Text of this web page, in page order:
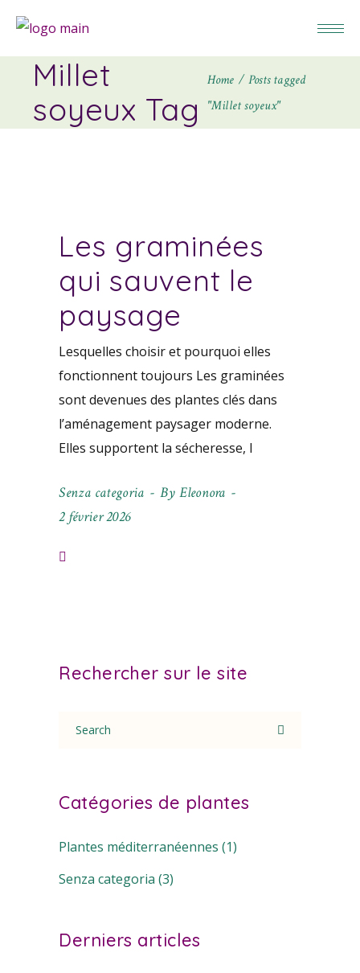
Millet
soyeux Tag
Home
Posts tagged
"Millet soyeux"
Les graminées
qui sauvent le
paysage
Lesquelles choisir et pourquoi elles
fonctionnent toujours Les graminées
sont devenues des plantes clés dans
l’aménagement paysager moderne.
Elles supportent la sécheresse, l
Senza categoria By Eleonora
2 février 2026
Rechercher sur le site
for:
Catégories de plantes
Plantes méditerranéennes (1)
Senza categoria (3)
Derniers articles